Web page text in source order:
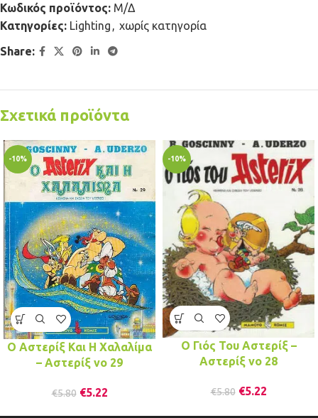
Κωδικός προϊόντος: Μ/Δ
Κατηγορίες: Lighting
χωρίς κατηγορία
Share:
Σχετικά προϊόντα
-10%
Ο Αστερίξ Και Η Χαλαλίμα
– Αστερίξ νo 29
€5.80 €5.22
-10%
Ο Γιός Του Αστερίξ –
Αστερίξ νo 28
€5.80 €5.22